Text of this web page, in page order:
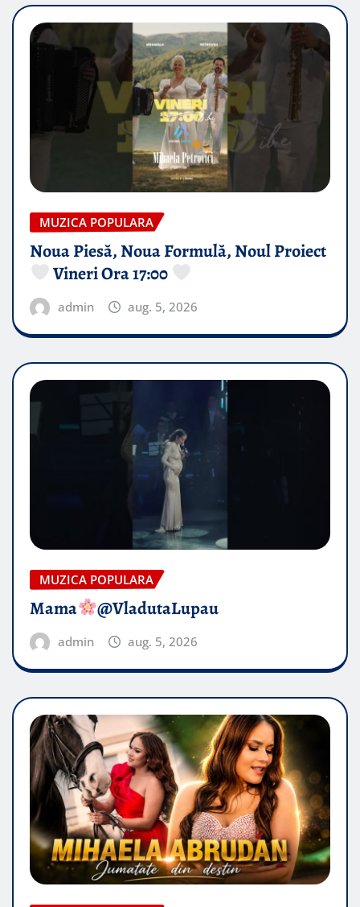
MUZICA POPULARA
Noua Piesă, Noua Formulă, Noul Proiect
Vineri Ora 17:00
admin aug. 5, 2026
MUZICA POPULARA
Mama @VladutaLupau
admin aug. 5, 2026